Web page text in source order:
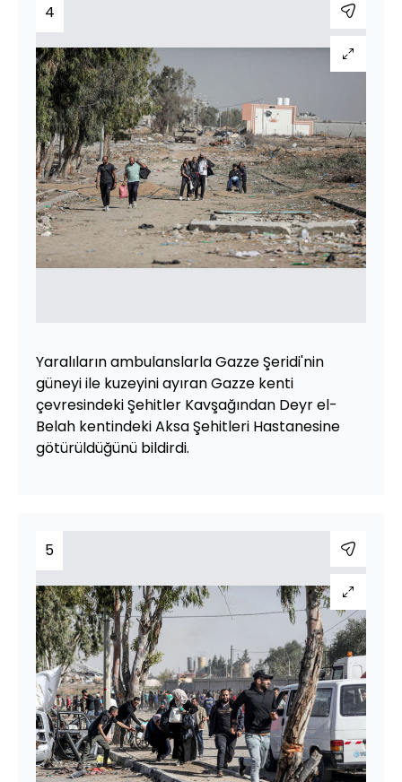
4
Yaralıların ambulanslarla Gazze Şeridi'nin
güneyi ile kuzeyini ayıran Gazze kenti
çevresindeki Şehitler Kavşağından Deyr el-
Belah kentindeki Aksa Şehitleri Hastanesine
götürüldüğünü bildirdi.
5